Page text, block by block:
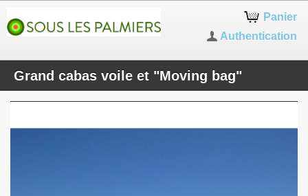
Panier
Authentication
Grand cabas voile et "Moving bag"